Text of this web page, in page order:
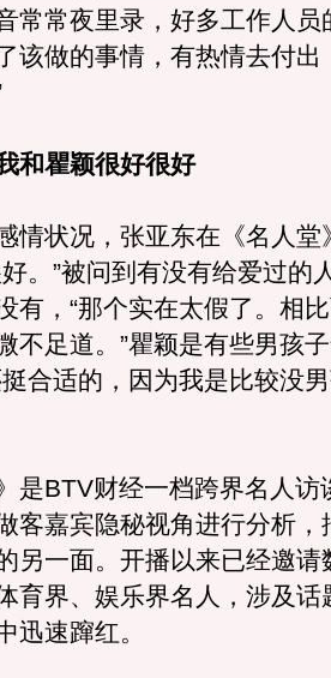
常常夜里录，好多工作人员
该做的事情，有热情去付出
和瞿颖很好很好
状况，张亚东在《名人堂
。”被问到有没有给爱过的
有，“那个实在太假了。相
不足道。”瞿颖是有些男孩
合适的，因为我是比较没
BTV财经一档跨界名人访
客嘉宾隐秘视角进行分析，
另一面。开播以来已经邀请
育界、娱乐界名人，涉及话
迅速蹿红。